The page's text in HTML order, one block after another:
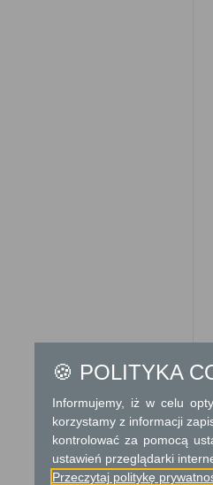
🍪 POLITYKA
Informujemy, iż w celu
korzystamy z informacji
kontrolować za pomocą
ustawień przeglądarki
Przeczytaj politykę